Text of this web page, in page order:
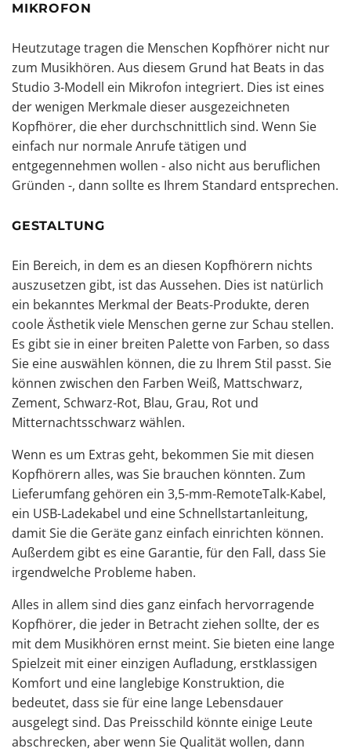
MIKROFON
Heutzutage tragen die Menschen Kopfhörer nicht nur
zum Musikhören. Aus diesem Grund hat Beats in das
Studio 3-Modell ein Mikrofon integriert. Dies ist eines
der wenigen Merkmale dieser ausgezeichneten
Kopfhörer, die eher durchschnittlich sind. Wenn Sie
einfach nur normale Anrufe tätigen und
entgegennehmen wollen - also nicht aus beruflichen
Gründen -, dann sollte es Ihrem Standard entsprechen.
GESTALTUNG
Ein Bereich, in dem es an diesen Kopfhörern nichts
auszusetzen gibt, ist das Aussehen. Dies ist natürlich
ein bekanntes Merkmal der Beats-Produkte, deren
coole Ästhetik viele Menschen gerne zur Schau stellen.
Es gibt sie in einer breiten Palette von Farben, so dass
Sie eine auswählen können, die zu Ihrem Stil passt. Sie
können zwischen den Farben Weiß, Mattschwarz,
Zement, Schwarz-Rot, Blau, Grau, Rot und
Mitternachtsschwarz wählen.
Wenn es um Extras geht, bekommen Sie mit diesen
Kopfhörern alles, was Sie brauchen könnten. Zum
Lieferumfang gehören ein 3,5-mm-RemoteTalk-Kabel,
ein USB-Ladekabel und eine Schnellstartanleitung,
damit Sie die Geräte ganz einfach einrichten können.
Außerdem gibt es eine Garantie, für den Fall, dass Sie
irgendwelche Probleme haben.
Alles in allem sind dies ganz einfach hervorragende
Kopfhörer, die jeder in Betracht ziehen sollte, der es
mit dem Musikhören ernst meint. Sie bieten eine lange
Spielzeit mit einer einzigen Aufladung, erstklassigen
Komfort und eine langlebige Konstruktion, die
bedeutet, dass sie für eine lange Lebensdauer
ausgelegt sind. Das Preisschild könnte einige Leute
abschrecken, aber wenn Sie Qualität wollen, dann